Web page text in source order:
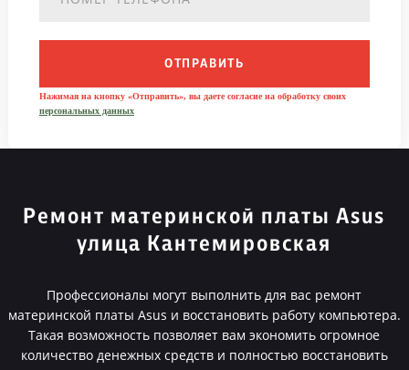
ОТПРАВИТЬ
Нажимая на кнопку «Отправить», вы даете согласие на обработку своих
персональных данных
Ремонт материнской платы Asus
улица Кантемировская
Профессионалы могут выполнить для вас ремонт
материнской платы Asus и восстановить работу компьютера.
Такая возможность позволяет вам экономить огромное
количество денежных средств и полностью восстановить